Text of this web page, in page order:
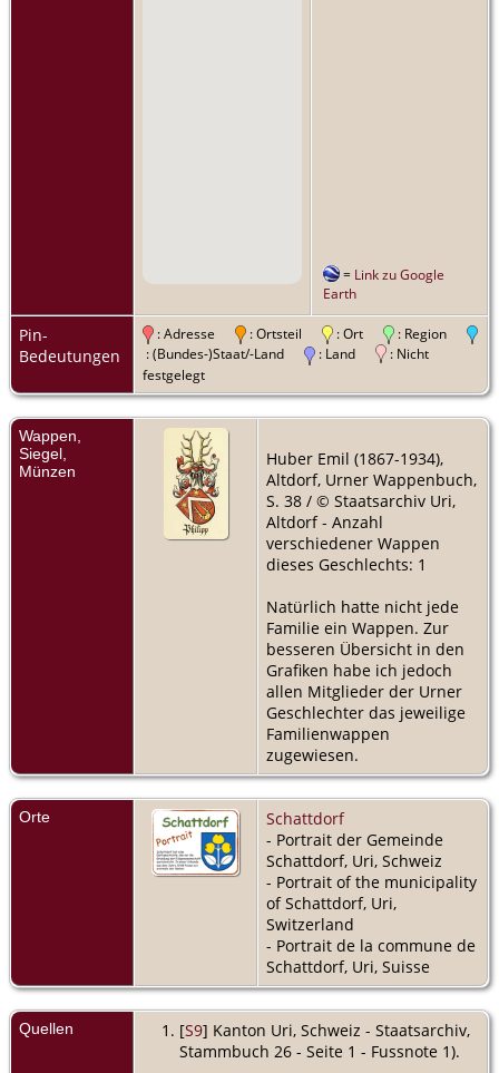
= Link zu Google
Earth
Pin-
Bedeutungen
: Adresse : Ortsteil : Ort
: Region
: (Bundes-)Staat/-Land
: Land
: Nicht
festgelegt
Wappen,
Siegel,
Münzen
Huber Emil (1867-1934),
Altdorf, Urner Wappenbuch,
S. 38 / © Staatsarchiv Uri,
Altdorf - Anzahl
verschiedener Wappen
dieses Geschlechts: 1
Natürlich hatte nicht jede
Familie ein Wappen. Zur
besseren Übersicht in den
Grafiken habe ich jedoch
allen Mitglieder der Urner
Geschlechter das jeweilige
Familienwappen
zugewiesen.
Orte
Schattdorf
- Portrait der Gemeinde
Schattdorf, Uri, Schweiz
- Portrait of the municipality
of Schattdorf, Uri,
Switzerland
- Portrait de la commune de
Schattdorf, Uri, Suisse
Quellen [S9] Kanton Uri, Schweiz - Staatsarchiv,
Stammbuch 26 - Seite 1 - Fussnote 1).